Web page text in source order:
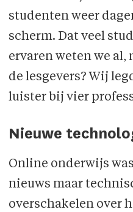
studenten weer
scherm. Dat veel
ervaren weten we al,
de lesgevers? Wij
luister bij vier
Nieuwe
Online onderwijs
nieuws maar
overschakelen over